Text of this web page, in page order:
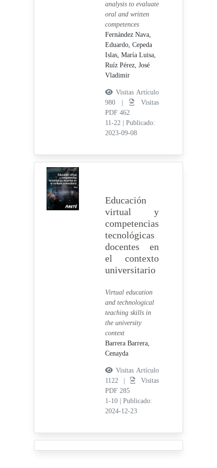
analysis to evaluate
oral and written
competences
Fernández Nava,
Eduardo, Cepeda
Islas, María Luisa,
Ruíz Pérez, José
Vladimir
Visitas Artículo
980 |
Visitas
PDF 462
11-22
Publicado:
2023-09-08
Educación
virtual y
competencias
tecnológicas
docentes en
el contexto
universitario
Virtual education
and technological
teaching skills in
the university
context
Barrera Barrera,
Cenayda
Visitas Artículo
1122 |
Visitas
PDF 285
1-10
Publicado:
2024-12-23